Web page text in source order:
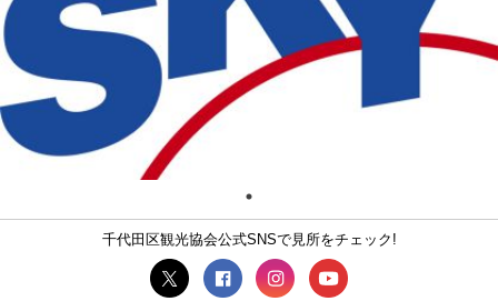
千代田区観光協会公式SNSで見所をチェック!